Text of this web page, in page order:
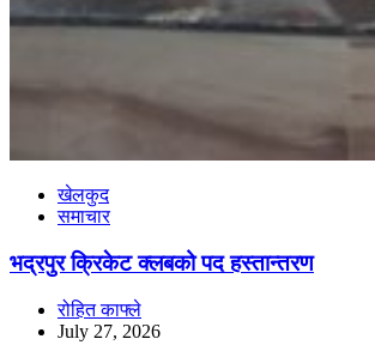
खेलकुद
समाचार
भद्रपुर क्रिकेट क्लबको पद हस्तान्तरण
रोहित काफ्ले
July 27, 2026